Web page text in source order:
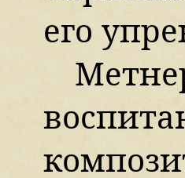
его